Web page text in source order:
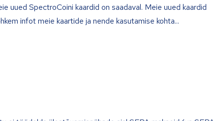
uued SpectroCoini kaardid on saadaval. Meie uued kaardid
infot meie kaartide ja nende kasutamise kohta